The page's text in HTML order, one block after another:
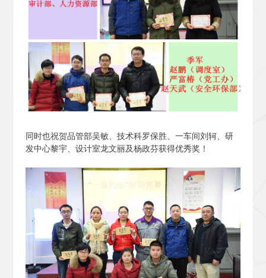
同时也祝贺品管部吴敏、技术科罗保胜、一车间刘轲、研
发中心黎宇、设计室龙文丽及杨政芬获得优秀奖！